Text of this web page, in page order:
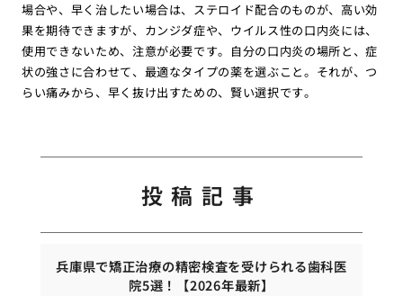
場合や、早く治したい場合は、ステロイド配合のものが、高い効
果を期待できますが、カンジダ症や、ウイルス性の口内炎には、
使用できないため、注意が必要です。自分の口内炎の場所と、症
状の強さに合わせて、最適なタイプの薬を選ぶこと。それが、つ
らい痛みから、早く抜け出すための、賢い選択です。
投稿記事
兵庫県で矯正治療の精密検査を受けられる歯科医
院5選！【2026年最新】